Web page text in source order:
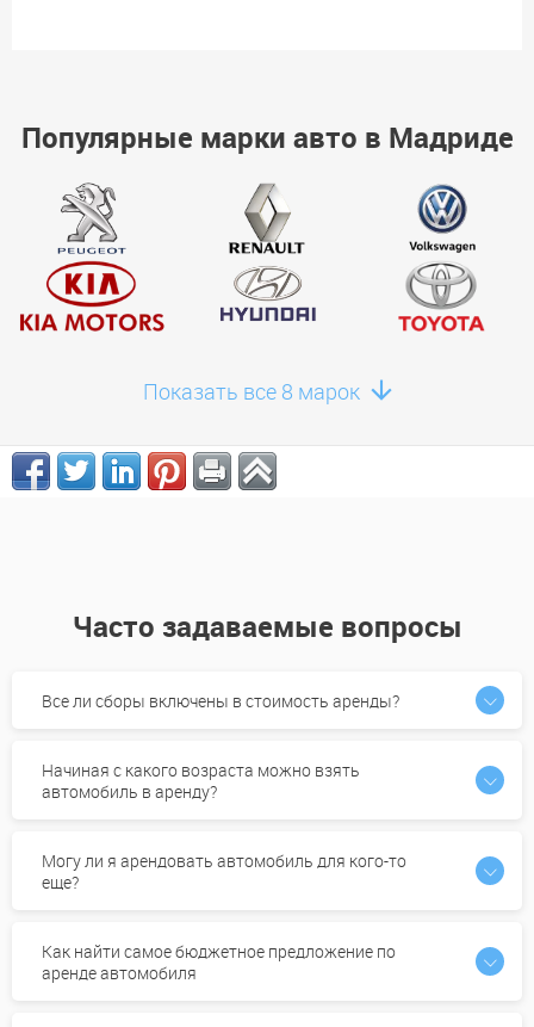
Популярные марки авто в Мадриде
Показать все 8 марок
Часто задаваемые вопросы
Все ли сборы включены в стоимость аренды?
Начиная с какого возраста можно взять
автомобиль в аренду?
Могу ли я арендовать автомобиль для кого-то
еще?
Как найти самое бюджетное предложение по
аренде автомобиля